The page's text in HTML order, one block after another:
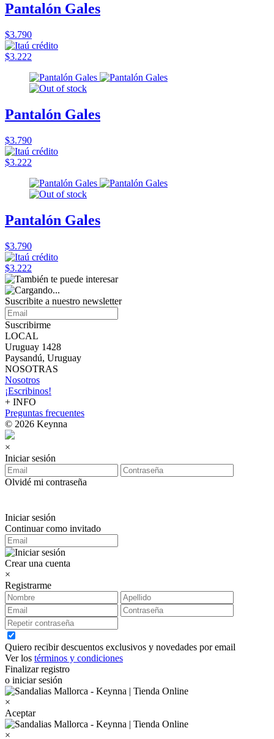
Pantalón Gales
$3.790
$3.222
Pantalón Gales
$3.790
$3.222
Pantalón Gales
$3.790
$3.222
Suscribite a nuestro newsletter
Suscribirme
LOCAL
Uruguay 1428
Paysandú, Uruguay
NOSOTRAS
Nosotros
¡Escribinos!
+ INFO
Preguntas frecuentes
© 2026 Keynna
×
Iniciar sesión
Olvidé mi contraseña
Iniciar sesión
Continuar como invitado
Crear una cuenta
×
Registrarme
Quiero recibir descuentos exclusivos y novedades por email
Ver los términos y condiciones
Finalizar registro
o iniciar sesión
×
Aceptar
×